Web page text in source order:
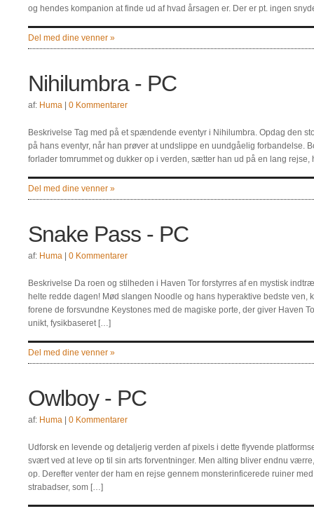
og hendes kompanion at finde ud af hvad årsagen er. Der er pt. ingen
Del med dine venner »
Nihilumbra - PC
af: Huma 0 Kommentarer
Beskrivelse Tag med på et spændende eventyr i Nihilumbra. Opdag den
på hans eventyr, når han prøver at undslippe en uundgåelig forbandelse.
forlader tomrummet og dukker op i verden, sætter han ud på en lang
Del med dine venner »
Snake Pass - PC
af: Huma 0 Kommentarer
Beskrivelse Da roen og stilheden i Haven Tor forstyrres af en mystisk
helte redde dagen! Mød slangen Noodle og hans hyperaktive bedste ven,
forene de forsvundne Keystones med de magiske porte, der giver Haven
unikt, fysikbaseret […]
Del med dine venner »
Owlboy - PC
af: Huma 0 Kommentarer
Udforsk en levende og detaljerig verden af pixels i dette flyvende
svært ved at leve op til sin arts forventninger. Men alting bliver endnu
op. Derefter venter der ham en rejse gennem monsterinficerede ruiner
strabadser, som […]